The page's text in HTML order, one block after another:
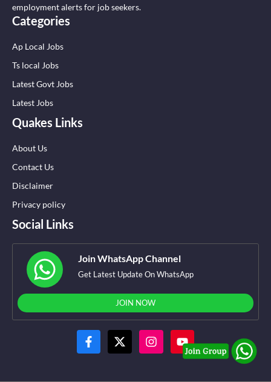
employment alerts for job seekers.
Categories
Ap Local Jobs
Ts local Jobs
Latest Govt Jobs
Latest Jobs
Quakes Links
About Us
Contact Us
Disclaimer
Privacy policy
Social Links
Join WhatsApp Channel
Get Latest Update On WhatsApp
JOIN NOW